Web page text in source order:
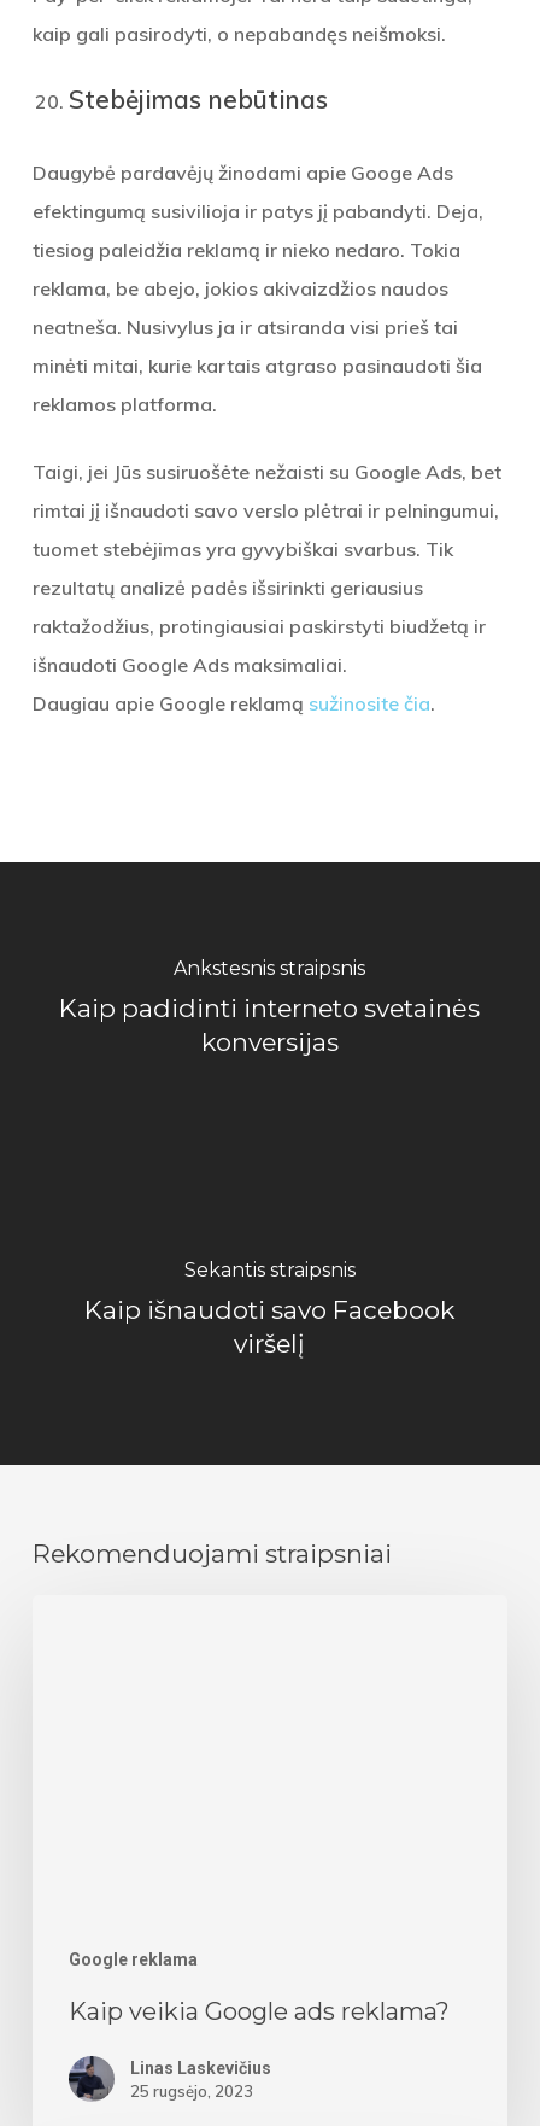
kaip gali pasirodyti, o nepabandęs neišmoksi.
Stebėjimas nebūtinas
Daugybė pardavėjų žinodami apie Googe Ads
efektingumą susivilioja ir patys jį pabandyti. Deja,
tiesiog paleidžia reklamą ir nieko nedaro. Tokia
reklama, be abejo, jokios akivaizdžios naudos
neatneša. Nusivylus ja ir atsiranda visi prieš tai
minėti mitai, kurie kartais atgraso pasinaudoti šia
reklamos platforma.
Taigi, jei Jūs susiruošėte nežaisti su Google Ads, bet
rimtai jį išnaudoti savo verslo plėtrai ir pelningumui,
tuomet stebėjimas yra gyvybiškai svarbus. Tik
rezultatų analizė padės išsirinkti geriausius
raktažodžius, protingiausiai paskirstyti biudžetą ir
išnaudoti Google Ads maksimaliai.
Daugiau apie Google reklamą sužinosite čia.
Ankstesnis straipsnis
Kaip padidinti interneto svetainės
konversijas
Sekantis straipsnis
Kaip išnaudoti savo Facebook
viršelį
Rekomenduojami straipsniai
Google reklama
Kaip veikia Google ads reklama?
Linas Laskevičius
25 rugsėjo, 2023